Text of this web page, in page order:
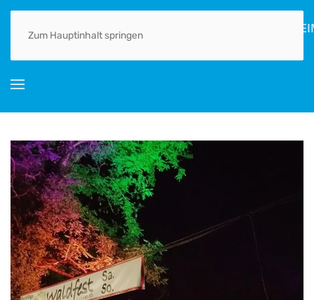
Zum Hauptinhalt springen
HOME AKTUELLES ORTSGESCHICHTE(N) GEWERBE